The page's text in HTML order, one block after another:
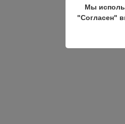
Мы
"Согласен"